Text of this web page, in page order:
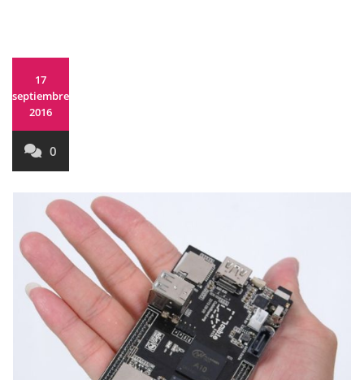
17
septiembre,
2016
0